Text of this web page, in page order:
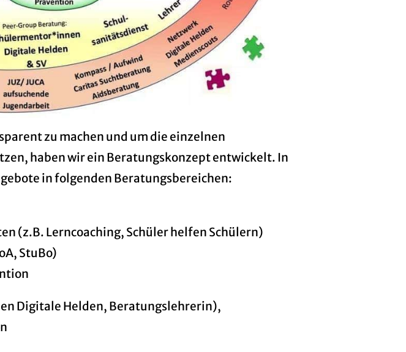
zu machen und um die einzelnen
haben wir ein Beratungskonzept entwickelt. In
in folgenden Beratungsbereichen:
(z.B. Lerncoaching, Schüler helfen Schülern)
StuBo)
Digitale Helden, Beratungslehrerin),